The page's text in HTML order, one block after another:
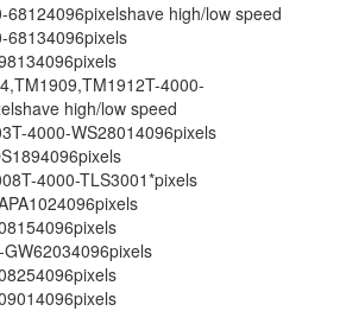
68124096pixelshave high/low speed
68134096pixels
4000-
high/low speed
4000-WS28014096pixels
4000-TLS3001*pixels